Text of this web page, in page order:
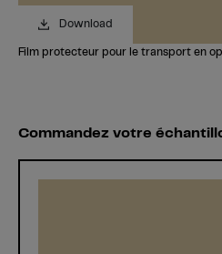
Download
Film protecteur pour le transport en
Commandez votre